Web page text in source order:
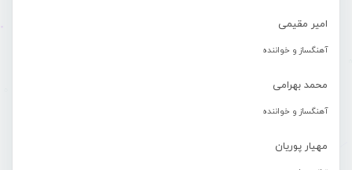
امیر مقیمی
آهنگساز و خواننده
محمد بهرامی
آهنگساز و خواننده
مهیار پوریان